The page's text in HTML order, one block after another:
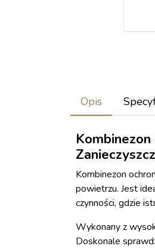
Opis
Kombinezon
powietrzu. Jest
czynności, gdzie
Wykonany z
Doskonale